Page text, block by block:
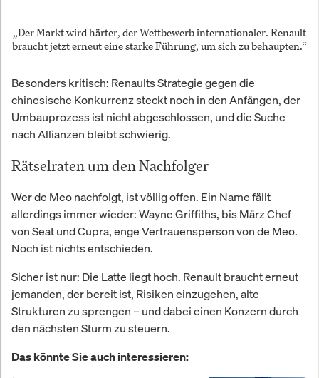
„Der Markt wird härter, der Wettbewerb internationaler. Renault
braucht jetzt erneut eine starke Führung, um sich zu behaupten.“
Besonders kritisch: Renaults Strategie gegen die
chinesische Konkurrenz steckt noch in den Anfängen, der
Umbauprozess ist nicht abgeschlossen, und die Suche
nach Allianzen bleibt schwierig.
Rätselraten um den Nachfolger
Wer de Meo nachfolgt, ist völlig offen. Ein Name fällt
allerdings immer wieder: Wayne Griffiths, bis März Chef
von Seat und Cupra, enge Vertrauensperson von de Meo.
Noch ist nichts entschieden.
Sicher ist nur: Die Latte liegt hoch. Renault braucht erneut
jemanden, der bereit ist, Risiken einzugehen, alte
Strukturen zu sprengen – und dabei einen Konzern durch
den nächsten Sturm zu steuern.
Das könnte Sie auch interessieren: